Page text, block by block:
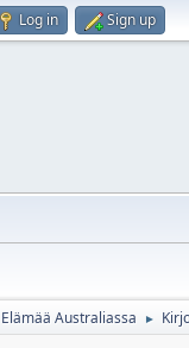
Log in Sign up
Elämää Australiassa ►